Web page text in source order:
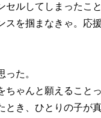
セルしてしまったこ
を掴まなきゃ。応
た。
ゃんと願えること
き、ひとりの子が